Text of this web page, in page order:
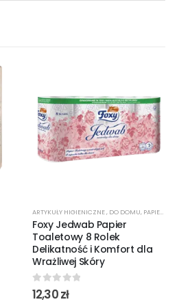
ARTYKUŁY HIGIENICZNE, DO DOMU, PAPIER TOALETOWY
Foxy Jedwab Papier
Toaletowy 8 Rolek
Delikatność i Komfort dla
Wrażliwej Skóry
0out of 5
12,30zł